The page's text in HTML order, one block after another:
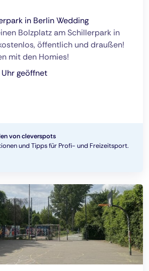
in Berlin Wedding
Bolzplatz am Schillerpark in
öffentlich und draußen!
mit den Homies!
geöffnet
von cleverspots
und Tipps für Profi- und Freizeitsport.